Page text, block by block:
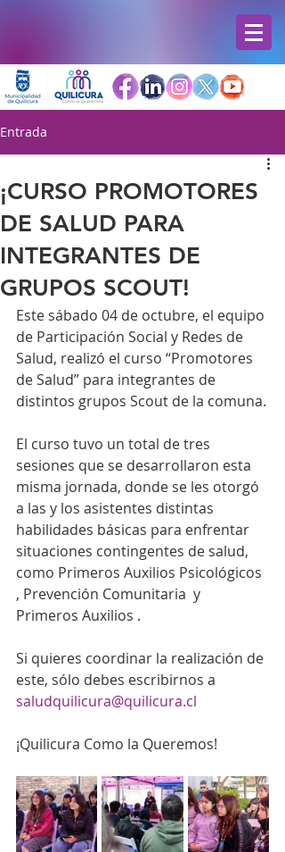
Entrada
¡CURSO PROMOTORES
DE SALUD PARA
INTEGRANTES DE
GRUPOS SCOUT!
Este sábado 04 de octubre, el equipo
de Participación Social y Redes de
Salud, realizó el curso “Promotores
de Salud” para integrantes de
distintos grupos Scout de la comuna.
El curso tuvo un total de tres
sesiones que se desarrollaron esta
misma jornada, donde se les otorgó
a las y los asistentes distintas
habilidades básicas para enfrentar
situaciones contingentes de salud,
como Primeros Auxilios Psicológicos
, Prevención Comunitaria  y
Primeros Auxilios .
Si quieres coordinar la realización de
este, sólo debes escribirnos a
saludquilicura@quilicura.cl
¡Quilicura Como la Queremos!